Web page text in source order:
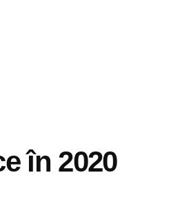
în 2020